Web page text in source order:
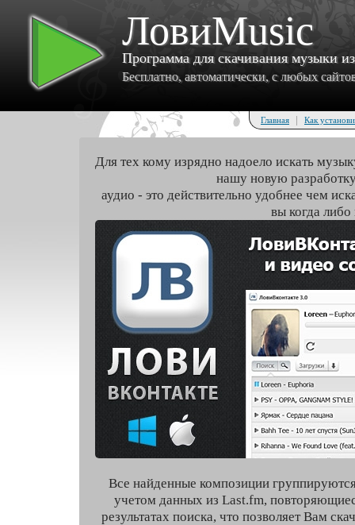
ЛовиMusic
Программа для скачивания музыки
Бесплатно, автоматически, с любых
Главная | Как
Для тех кому изрядно надоело искать
нашу новую
аудио - это действительно удобнее чем
вы когда либо
Все найденные композиции
учетом данных из Last.fm,
результатах поиска, что позволяет Вам